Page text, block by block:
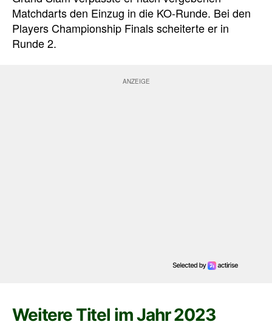
Matchdarts den Einzug in die KO-Runde. Bei den
Players Championship Finals scheiterte er in
Runde 2.
Weitere Titel im Jahr 2023